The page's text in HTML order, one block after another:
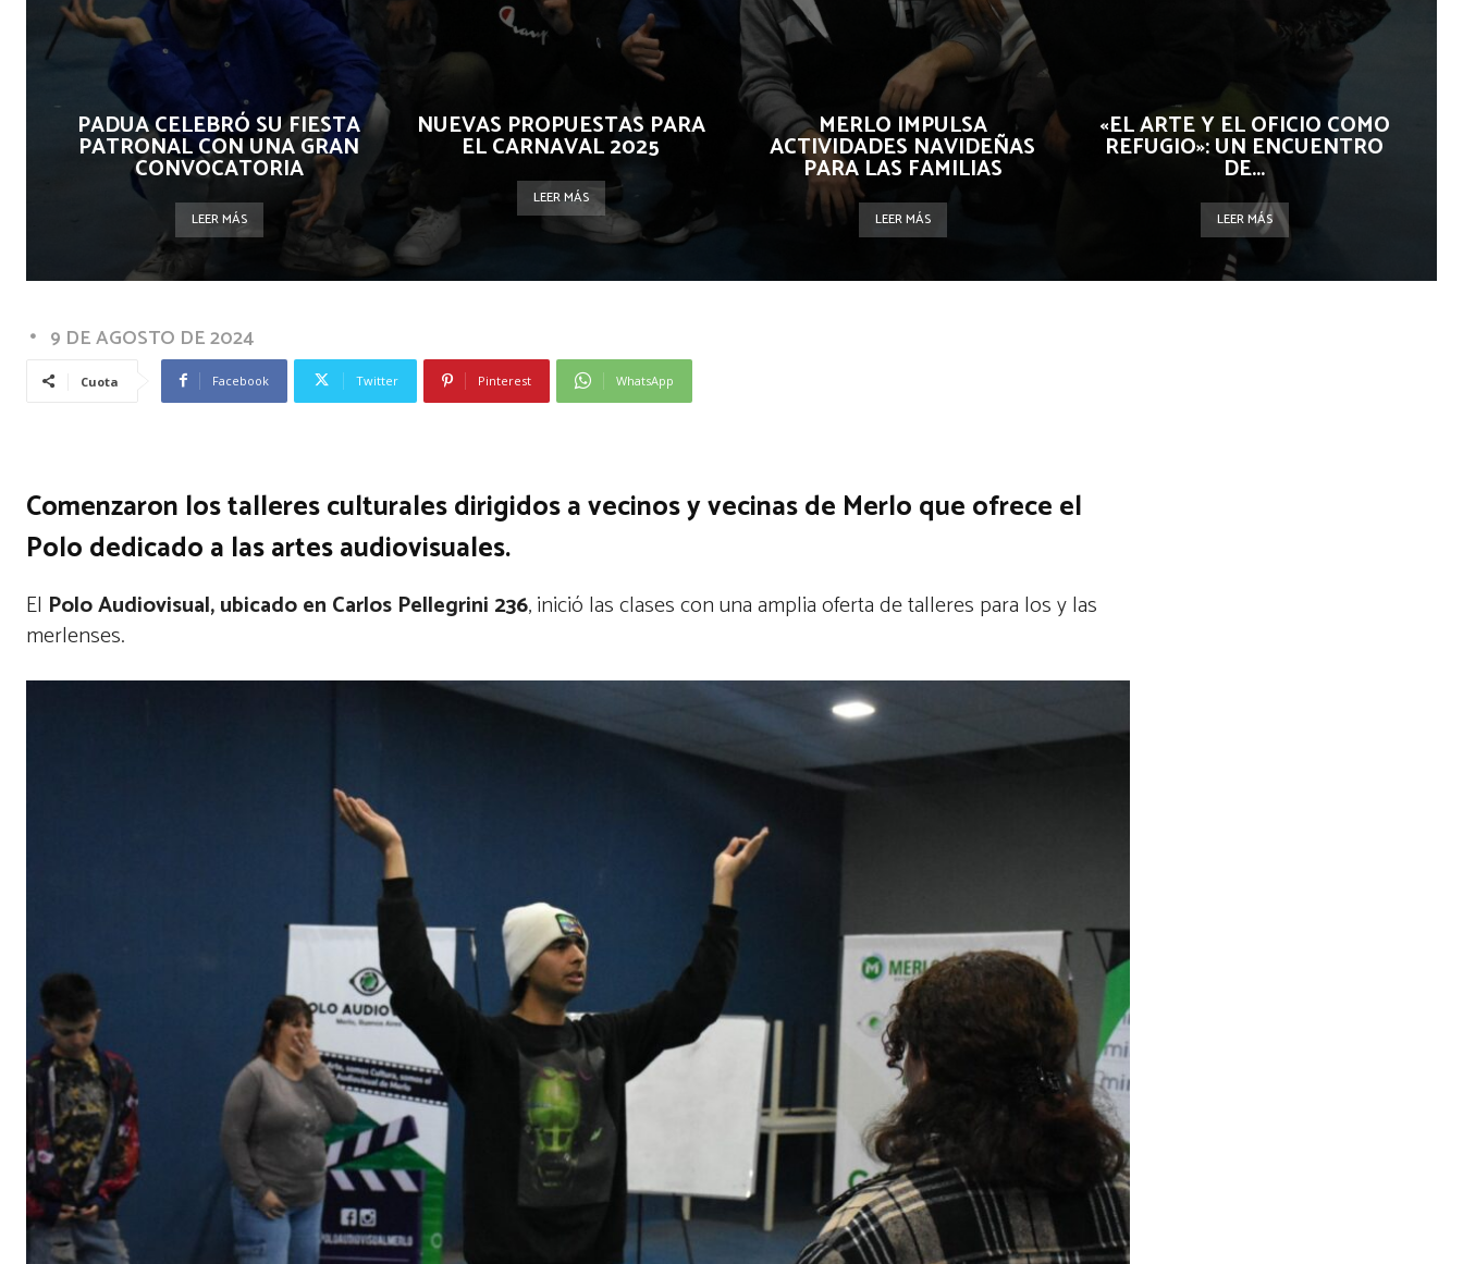
PADUA CELEBRÓ SU FIESTA
PATRONAL CON UNA GRAN
CONVOCATORIA
LEER MÁS
NUEVAS PROPUESTAS PARA
EL CARNAVAL 2025
LEER MÁS
MERLO IMPULSA
ACTIVIDADES NAVIDEÑAS
PARA LAS FAMILIAS
LEER MÁS
«EL ARTE Y EL OFICIO COMO
REFUGIO»: UN ENCUENTRO
DE...
LEER MÁS
9 DE AGOSTO DE 2024
Cuota Facebook Twitter Pinterest WhatsApp
Comenzaron los talleres culturales dirigidos a vecinos y vecinas de Merlo que ofrece el
Polo dedicado a las artes audiovisuales.
El Polo Audiovisual, ubicado en Carlos Pellegrini 236, inició las clases con una amplia oferta de talleres para los y las
merlenses.